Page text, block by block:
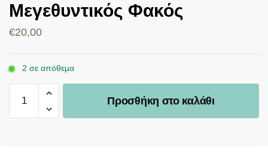
Μεγεθυντικός Φακός
€20,00
2 σε απόθεμα
Προσθήκη στο καλάθι